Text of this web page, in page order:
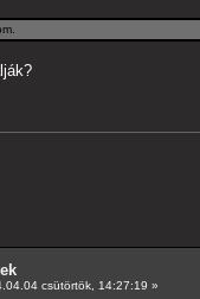
csütörtök, 14:27:19 »